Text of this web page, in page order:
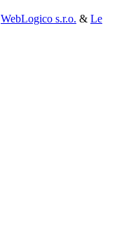
WebLogico s.r.o. & Le